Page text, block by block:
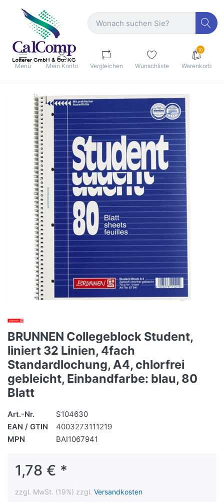
Menü Mein Konto Vergleichen Wunschliste
10
Warenkorb
BRUNNEN Collegeblock Student,
liniert 32 Linien, 4fach
Standardlochung, A4, chlorfrei
gebleicht, Einbandfarbe: blau, 80
Blatt
Art.-Nr.
S104630
EAN / GTIN
4003273111219
MPN
BAI1067941
1,78 € *
zzgl. MwSt. (19%) zzgl. Versandkosten